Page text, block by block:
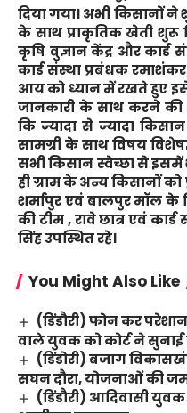
दिया गया। अभी किसानों
के साथ प्राकृतिक खेती
कृषि वुज्ञान केंद्र और कार्ड
कार्ड संस्था प्रबंधक रमाशंकर
आय को ध्यान में रखते हुए
जानकारी के साथ करने की
कि ज्यादा से ज्यादा
सामग्री के साथ विषय
सभी किसान स्वेच्छा से इसमें
ही ग्राम के अन्य किसानों को
शर्मापुर एवं बालपुर मॉल के
की टीम , रावे छात्र एवं
सिंह उपस्थित रहे।
You Might Also Like
(डिंडौरी) फोन कर
वाले युवक को कोर्ट ने
(डिंडोरी) बजाग
सघन दौरा, योजनाओं की
(डिंडौरी) आदिवासी युवक